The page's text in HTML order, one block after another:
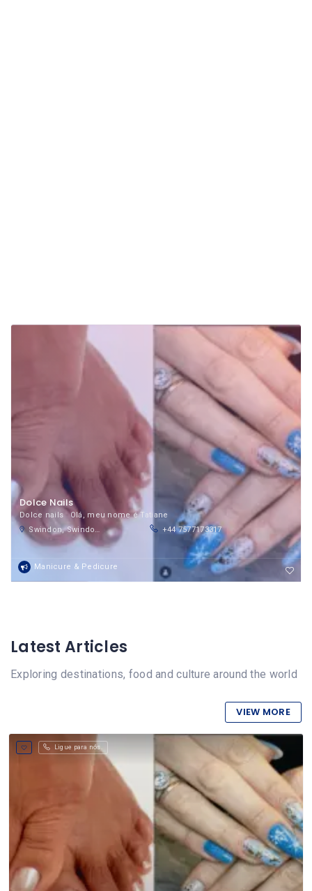
Dolce Nails
Dolce nails Olá, meu nome é Tatiane
Swindon, Swindon, England, United Kingdom
+44 7577173317
Manicure & Pedicure
Latest Articles
Exploring destinations, food and culture around the world
VIEW MORE
Ligue para nós.